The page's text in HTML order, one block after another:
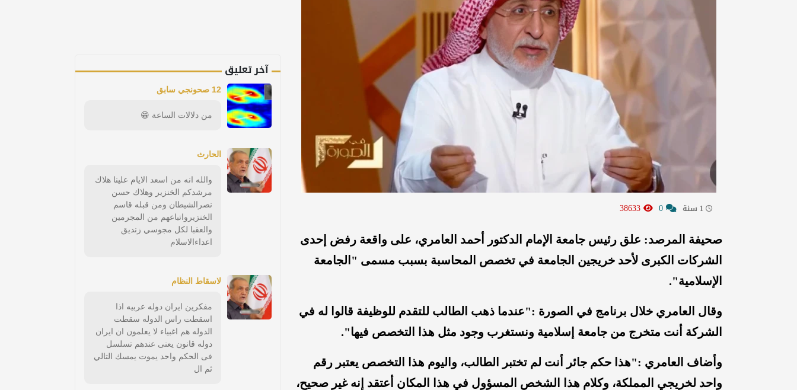
صحيفة المرصد: علق رئيس جامعة الإمام الدكتور أحمد العامري، على واقعة رفض إحدى
الشركات الكبرى لأحد خريجين الجامعة في تخصص المحاسبة بسبب مسمى "الجامعة
الإسلامية".
وقال العامري خلال برنامج في الصورة :"عندما ذهب الطالب للتقدم للوظيفة قالوا له في
الشركة أنت متخرج من جامعة إسلامية ونستغرب وجود مثل هذا التخصص فيها".
وأضاف العامري :"هذا حكم جائر أنت لم تختبر الطالب، واليوم هذا التخصص يعتبر رقم
واحد لخريجي المملكة، وكلام هذا الشخص المسؤول في هذا المكان أعتقد إنه غير صحيح،
آخر تعليق
12 صحونجي سابق
من دلالات الساعة 😁
الحارث
والله انه من اسعد الايام علينا هلاك
مرشدكم الخنزير وهلاك حسن
نصرالشيطان ومن قبله قاسم
الخنزيرواتباعهم من المجرمين
والعقبا لكل مجوسي زنديق
اعداءالاسلام
لاسقاط النظام
مفكرين ايران دوله عربيه اذا
اسقطت راس الدوله سقطت
الدوله هم اغبياء لا يعلمون ان ايران
دوله قانون يعنى عندهم تسلسل
فى الحكم واحد يموت يمسك التالي
ثم ال